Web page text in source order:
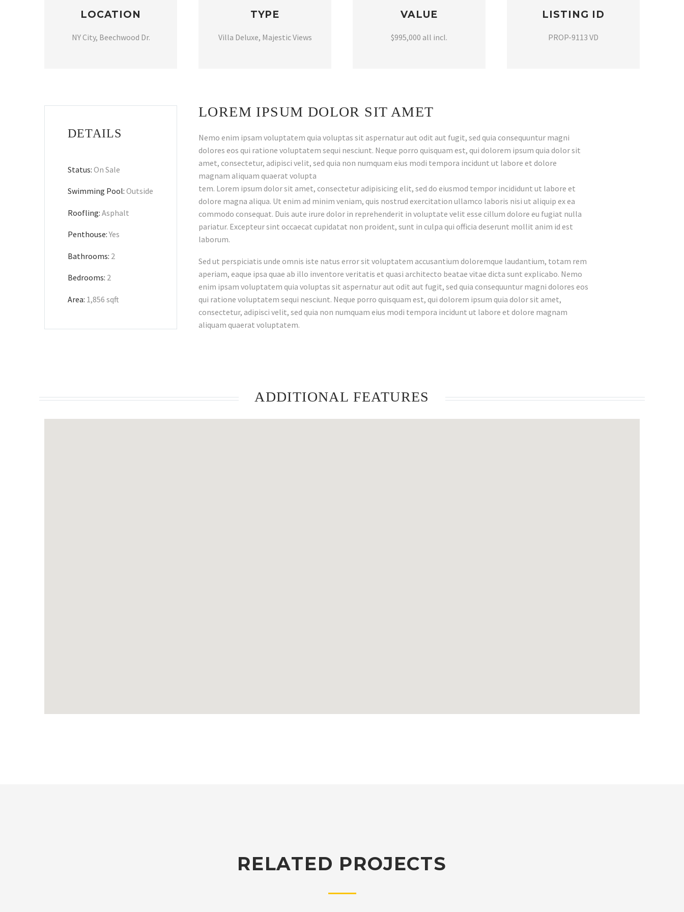
LOCATION
NY City, Beechwood Dr.
TYPE
Villa Deluxe, Majestic Views
VALUE
$995,000 all incl.
LISTING ID
PROP-9113 VD
DETAILS
Status: On Sale
Swimming Pool: Outside
Roofling: Asphalt
Penthouse: Yes
Bathrooms: 2
Bedrooms: 2
Area: 1,856 sqft
LOREM IPSUM DOLOR SIT AMET
Nemo enim ipsam voluptatem quia voluptas sit aspernatur aut odit aut fugit, sed quia consequuntur magni
dolores eos qui ratione voluptatem sequi nesciunt. Neque porro quisquam est, qui dolorem ipsum quia dolor sit
amet, consectetur, adipisci velit, sed quia non numquam eius modi tempora incidunt ut labore et dolore
magnam aliquam quaerat volupta
tem. Lorem ipsum dolor sit amet, consectetur adipisicing elit, sed do eiusmod tempor incididunt ut labore et
dolore magna aliqua. Ut enim ad minim veniam, quis nostrud exercitation ullamco laboris nisi ut aliquip ex ea
commodo consequat. Duis aute irure dolor in reprehenderit in voluptate velit esse cillum dolore eu fugiat nulla
pariatur. Excepteur sint occaecat cupidatat non proident, sunt in culpa qui officia deserunt mollit anim id est
laborum.
Sed ut perspiciatis unde omnis iste natus error sit voluptatem accusantium doloremque laudantium, totam rem
aperiam, eaque ipsa quae ab illo inventore veritatis et quasi architecto beatae vitae dicta sunt explicabo. Nemo
enim ipsam voluptatem quia voluptas sit aspernatur aut odit aut fugit, sed quia consequuntur magni dolores eos
qui ratione voluptatem sequi nesciunt. Neque porro quisquam est, qui dolorem ipsum quia dolor sit amet,
consectetur, adipisci velit, sed quia non numquam eius modi tempora incidunt ut labore et dolore magnam
aliquam quaerat voluptatem.
ADDITIONAL FEATURES
RELATED PROJECTS